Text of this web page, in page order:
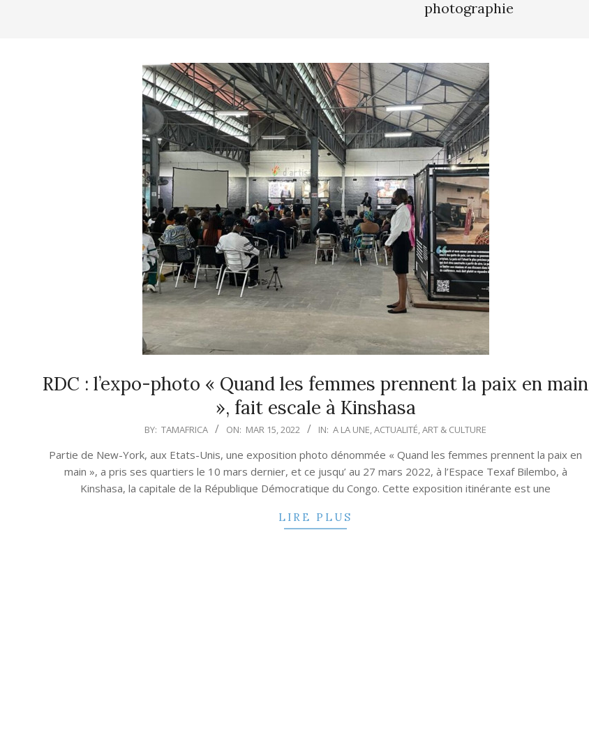
photographie
RDC : l’expo-photo « Quand les femmes prennent la paix en main
», fait escale à Kinshasa
15
BY: TAMAFRICA ON: MAR 15, 2022 IN: A LA UNE,ACTUALITÉ,ART & CULTURE
Partie de New-York, aux Etats-Unis, une exposition photo dénommée « Quand les femmes prennent la paix en
main », a pris ses quartiers le 10 mars dernier, et ce jusqu’ au 27 mars 2022, à l’Espace Texaf Bilembo, à
Kinshasa, la capitale de la République Démocratique du Congo. Cette exposition itinérante est une
LIRE PLUS